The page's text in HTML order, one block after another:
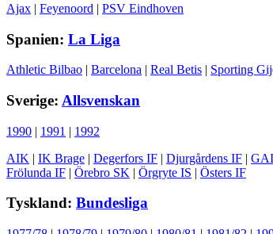
Ajax | Feyenoord | PSV Eindhoven
Spanien: La Liga
Athletic Bilbao | Barcelona | Real Betis | Sporting
Sverige: Allsvenskan
1990 | 1991 | 1992
AIK | IK Brage | Degerfors IF | Djurgårdens IF |
Frölunda IF | Örebro SK | Örgryte IS | Östers IF
Tyskland: Bundesliga